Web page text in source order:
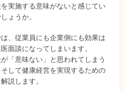
実施する意味がないと感じてい
ょうか。
、従業員にも企業側にも効果は
面談になってしまいます。
「意味ない」と思われてしまう
して健康経営を実現するための
説します。